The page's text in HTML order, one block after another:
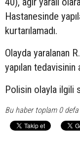
Hastanesinde
kurtarılamadı.
Olayda yaralanan
yapılan tedavisinin
Polisin olayla ilgili
Bu haber toplam 0